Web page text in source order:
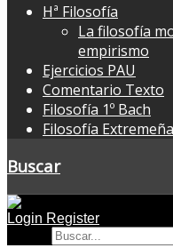
Hª Filosofía
La filosofía
empirismo
Ejercicios PAU
Comentario Texto
Filosofía 1º Bach
Filosofía Extremeña
Buscar
Login Register